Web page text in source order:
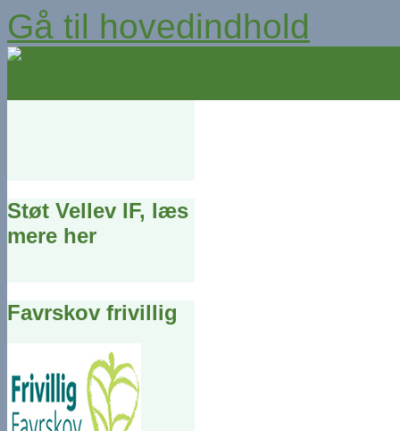
Gå til hovedindhold
Støt Vellev IF, læs
mere her
Favrskov frivillig